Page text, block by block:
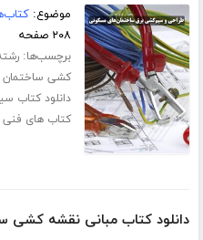
موضوع:
۲۰۸ صفحه
برچسب‌ها:
کشی
دانلود کتاب
کتاب های فنی
دانلود کتاب مبانی نقشه کشی